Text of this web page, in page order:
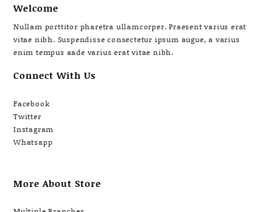
Welcome
Nullam porttitor pharetra ullamcorper. Praesent varius erat
vitae nibh. Suspendisse consectetur ipsum augue, a varius
enim tempus aade varius erat vitae nibh.
Connect With Us
Facebook
Twitter
Instagram
Whatsapp
More About Store